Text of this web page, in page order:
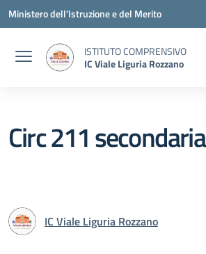
Vai ai contenuti
Vai al menu di navigazione
Vai al footer
Ministero dell'Istruzione e del Merito
ISTITUTO COMPRENSIVO
IC Viale Liguria Rozzano
Circ 211 secondaria
IC Viale Liguria Rozzano